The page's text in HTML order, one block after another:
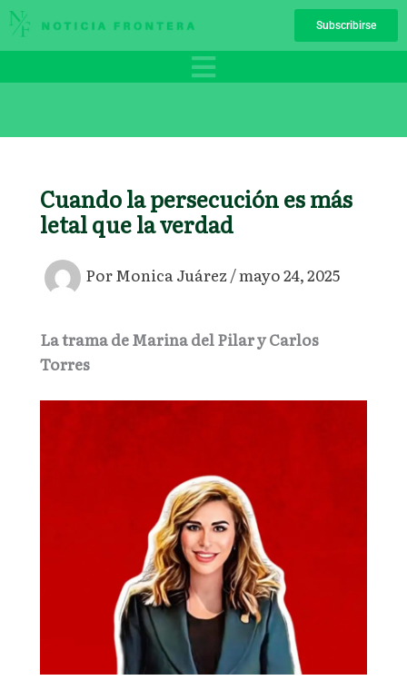
Ir
al
Subscribirse
Cuando la persecución es más
letal que la verdad
PorMonica Juárez/mayo 24, 2025
La trama de Marina del Pilar y Carlos
Torres